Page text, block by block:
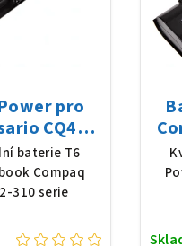
pro
CQ42-
10,8 V,
Wh), černá
baterie T6
Compaq
310 serie